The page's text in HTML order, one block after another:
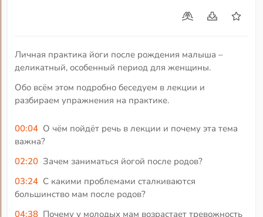
Личная практика йоги после рождения малыша –
деликатный, особенный период для женщины.
Обо всём этом подробно беседуем в лекции и
разбираем упражнения на практике.
00:04 О чём пойдёт речь в лекции и почему эта тема
важна?
02:20 Зачем заниматься йогой после родов?
03:24 С какими проблемами сталкиваются
большинство мам после родов?
04:38 Почему у молодых мам возрастает тревожность